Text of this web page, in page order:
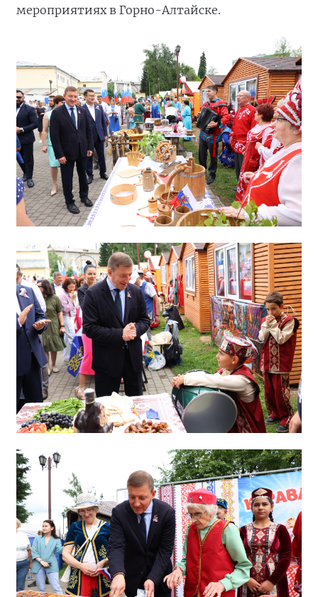
мероприятиях в Горно-Алтайске.